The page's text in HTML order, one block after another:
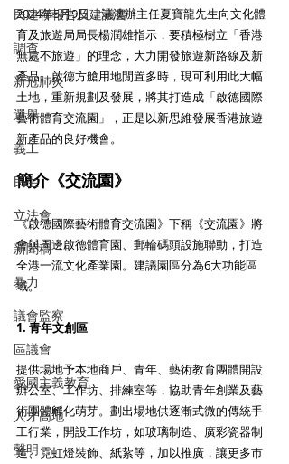
民建聯報告及建議書
調查
新冠肺炎
選舉
義工
民生
立法會
新聞稿
暴力
議會監察
區議會
愛國主義教育
人才高地
聲明
2024年5月9日，港澳辦主任夏寶龍先生向文化體
育及旅遊局局長楊潤雄指示，要積極樹立「香港
無處不旅遊」的理念，大力開發旅遊新路線及新
產品。啟德方艙用地閒置多時，現可利用此大幅
土地，重新規劃及發展，將其打造成「啟德國際
藝術體育交流園」，正是以新思維發展香港旅遊
新產品的良好機會。
簡介《交流園》
《啟德國際藝術體育交流園》下稱《交流園》將
會與周邊啟德體育園、郵輪碼頭設施聯動，打造
全港一流文化產業園。建議園區分為6大功能區
域。
1. 青年文創區
提供場地予本地商戶、青年、藝術教育團體開設
辦公室、工作坊、排練室等，協助青年創業及藝
術團體孵化萌芽。劃出場地供逐漸式微的傳統手
工行業，開設工作坊，如玻璃制造、廣彩瓷器制
造、霓虹燈裝飾、紙紥等，加以推廣，讓更多市